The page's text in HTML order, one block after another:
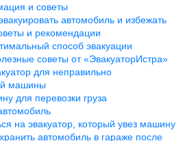
и советы
автомобиль и избежать
и рекомендации
способ эвакуации
советы от «ЭвакуаторИстра»
для неправильно
машины
для перевозки груза
на эвакуатор, который увез машину
автомобиль в гараже после